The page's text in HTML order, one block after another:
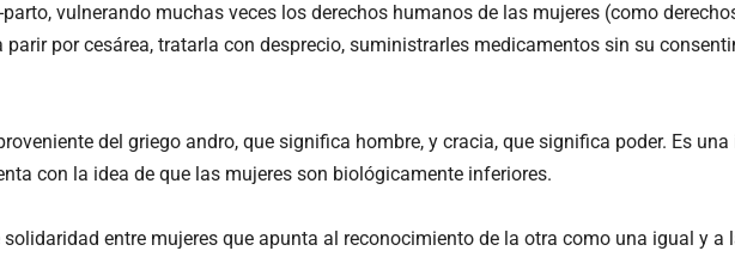
vulnerando muchas veces los derechos humanos de las mujeres (como
por cesárea, tratarla con desprecio, suministrarles medicamentos sin su
del griego andro, que significa hombre, y cracia, que significa poder. Es
con la idea de que las mujeres son biológicamente inferiores.
solidaridad entre mujeres que apunta al reconocimiento de la otra como una igual y